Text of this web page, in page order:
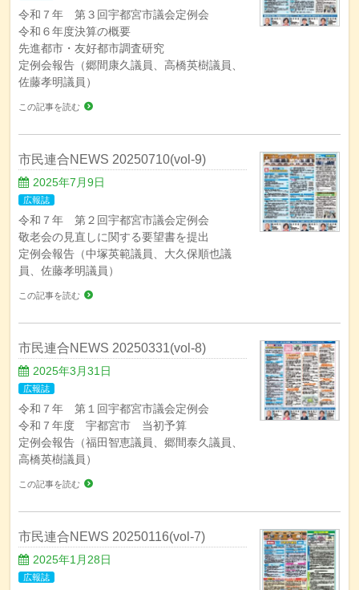
令和７年 第３回宇都宮市議会定例会
令和６年度決算の概要
先進都市・友好都市調査研究
定例会報告（郷間康久議員、高橋英樹議員、
佐藤孝明議員）
この記事を読む
市民連合NEWS 20250710(vol-9)
2025年7月9日
広報誌
令和７年 第２回宇都宮市議会定例会
敬老会の見直しに関する要望書を提出
定例会報告（中塚英範議員、大久保順也議
員、佐藤孝明議員）
この記事を読む
市民連合NEWS 20250331(vol-8)
2025年3月31日
広報誌
令和７年 第１回宇都宮市議会定例会
令和７年度 宇都宮市 当初予算
定例会報告（福田智恵議員、郷間泰久議員、
高橋英樹議員）
この記事を読む
市民連合NEWS 20250116(vol-7)
2025年1月28日
広報誌